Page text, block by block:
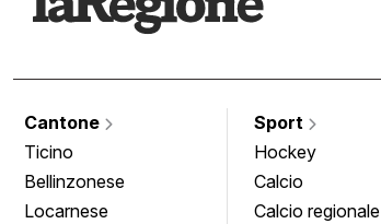
Cantone
Ticino
Bellinzonese
Locarnese
Sport
Hockey
Calcio
Calcio regionale